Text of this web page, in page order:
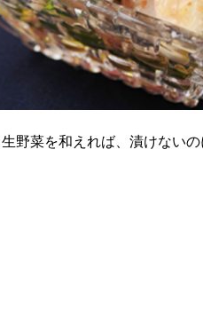
野菜を和えれば、漬けない